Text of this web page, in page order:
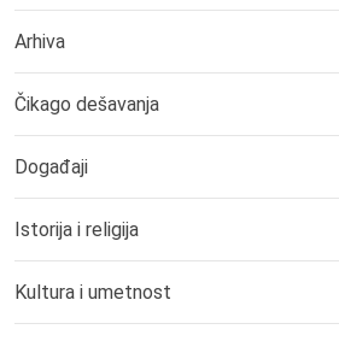
Arhiva
Čikago dešavanja
Događaji
Istorija i religija
Kultura i umetnost